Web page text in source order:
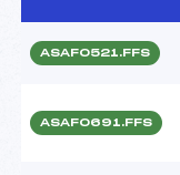
ASAF0521.FFS
ASAF0691.FFS